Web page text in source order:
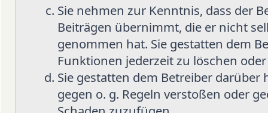
Sie nehmen zur Kenntnis, dass der
Beiträgen übernimmt, die er nicht
genommen hat. Sie gestatten dem
Funktionen jederzeit zu löschen
Sie gestatten dem Betreiber
gegen o. g. Regeln verstoßen oder